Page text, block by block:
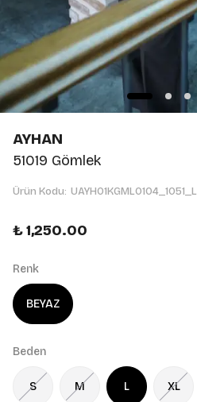
AYHAN
51019 Gömlek
Ürün Kodu: UAYH01KGML0104_1051_L
₺ 1,250.00
Renk
BEYAZ
Beden
S M L XL